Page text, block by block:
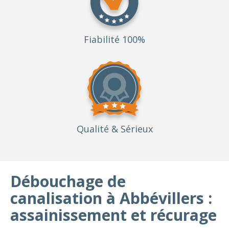
Fiabilité 100%
Qualité & Sérieux
Débouchage de
canalisation à Abbévillers :
assainissement et récurage